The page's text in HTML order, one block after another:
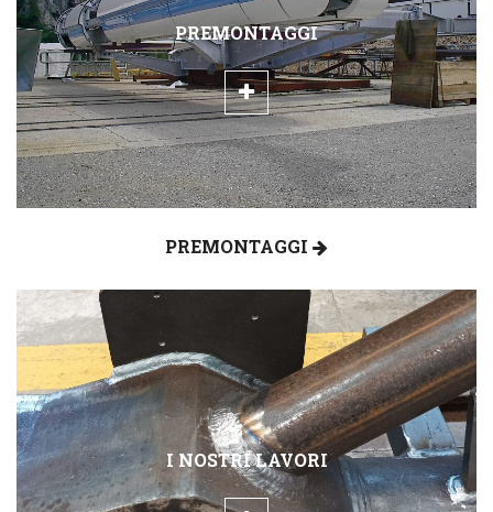
PREMONTAGGI
PREMONTAGGI
I NOSTRI LAVORI